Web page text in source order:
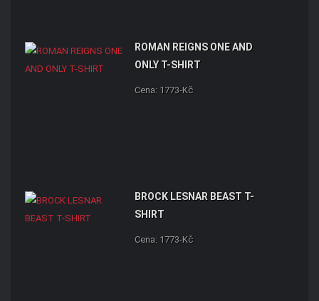
ROMAN REIGNS ONE AND
ONLY T-SHIRT
Cena: 1773-Kč
BROCK LESNAR BEAST T-
SHIRT
Cena: 1773-Kč